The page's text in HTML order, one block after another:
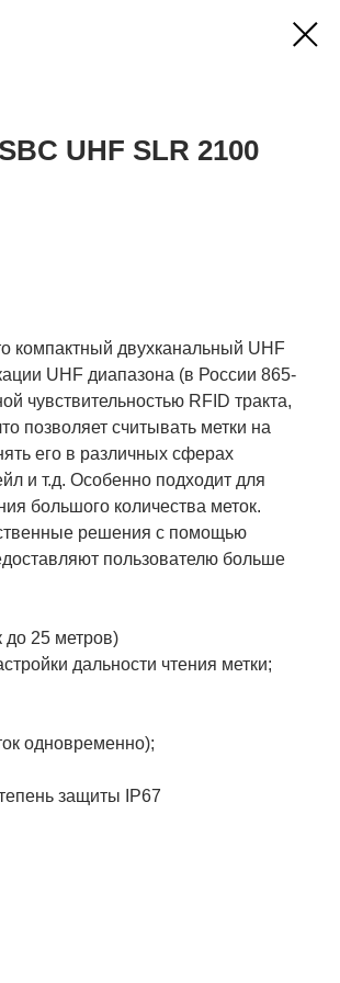
UHF SLR 2100
компактный двухканальный UHF
UHF диапазона (в России 865-
чувствительностью RFID тракта,
позволяет считывать метки на
его в различных сферах
и т.д. Особенно подходит для
большого количества меток.
решения с помощью
пользователю больше
до 25 метров)
дальности чтения метки;
одновременно);
защиты IP67